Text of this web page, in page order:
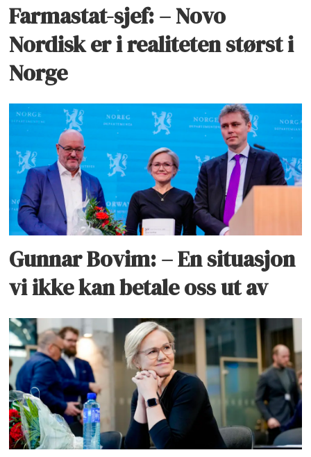
Farmastat-sjef: – Novo
Nordisk er i realiteten størst i
Norge
Gunnar Bovim: – En situasjon
vi ikke kan betale oss ut av